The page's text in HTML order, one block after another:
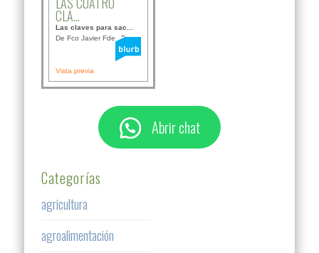
CLA...
Las claves para sac...
De Fco Javier Fdez B...
Vista previa
Abrir chat
Categorías
agricultura
agroalimentación